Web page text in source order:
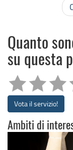
Quanto
su questa
Vota il servizio!
Ambiti di